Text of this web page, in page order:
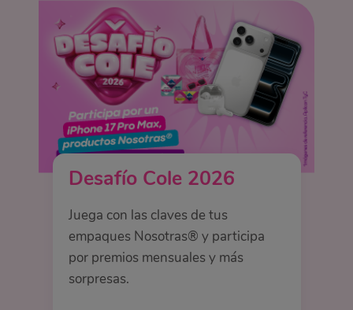
Desafío Cole 2026
Juega con las claves de tus
empaques Nosotras® y participa
por premios mensuales y más
sorpresas.